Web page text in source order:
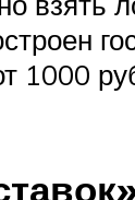
1000